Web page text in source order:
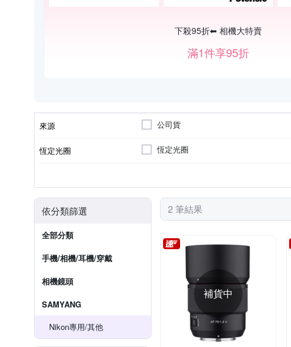
下殺95折⬅︎ 相機大特賣
滿1件享95折
來源 公司貨
恆定光圈 恆定光圈
依分類篩選
全部分類
手機/相機/耳機/穿戴
相機鏡頭
SAMYANG
Nikon專用/其他
2 筆結果
補貨中